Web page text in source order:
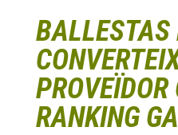
BALLESTAS
RANKING